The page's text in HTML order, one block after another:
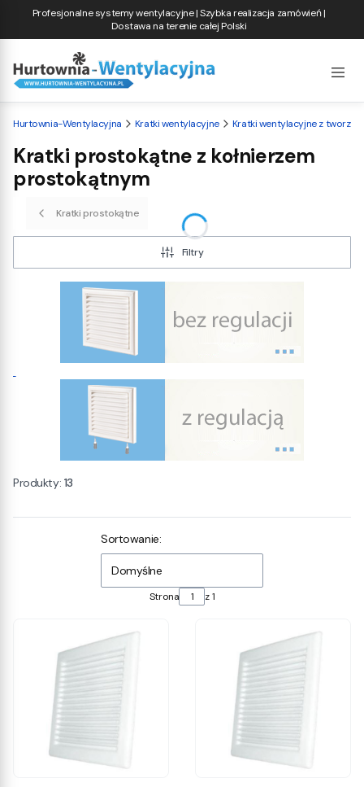
Profesjonalne systemy wentylacyjne | Szybka realizacja zamówień |
Dostawa na terenie całej Polski
Hurtownia-Wentylacyjna Kratki wentylacyjne Kratki wentylacyjne z
Kratki prostokątne z kołnierzem
prostokątnym
Kratki prostokątne
Filtry
Produkty: 13
Lista produktów
Sortowanie:
Domyślne
Strona z 1